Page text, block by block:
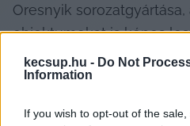
kecsup.hu - Do Not
Information
If you wish to opt-out of the
Oresnyik
objektumokat is képes
jelentette be Vlagyimir
Kollektív Biztonsági